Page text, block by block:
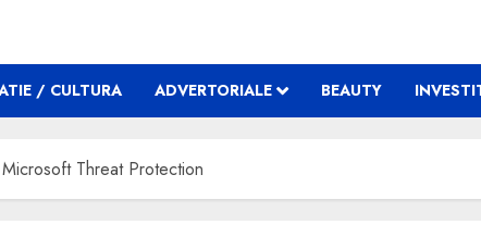
/ CULTURA ADVERTORIALE BEAUTY
Threat Protection